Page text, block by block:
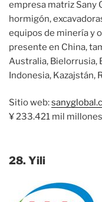
empresa matriz Sany
hormigón,
equipos de minería y
presente en China,
Australia, Bielorrusia,
Indonesia, Kazajstán,
Sitio web:
¥ 233.421 mil
28. Yili